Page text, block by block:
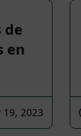
de
en
2023